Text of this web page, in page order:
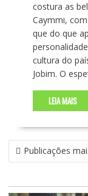
costura as
Caymmi,
que do que
cultura do
Jobim. O
LEIA MAIS
N
A
E
Publicações